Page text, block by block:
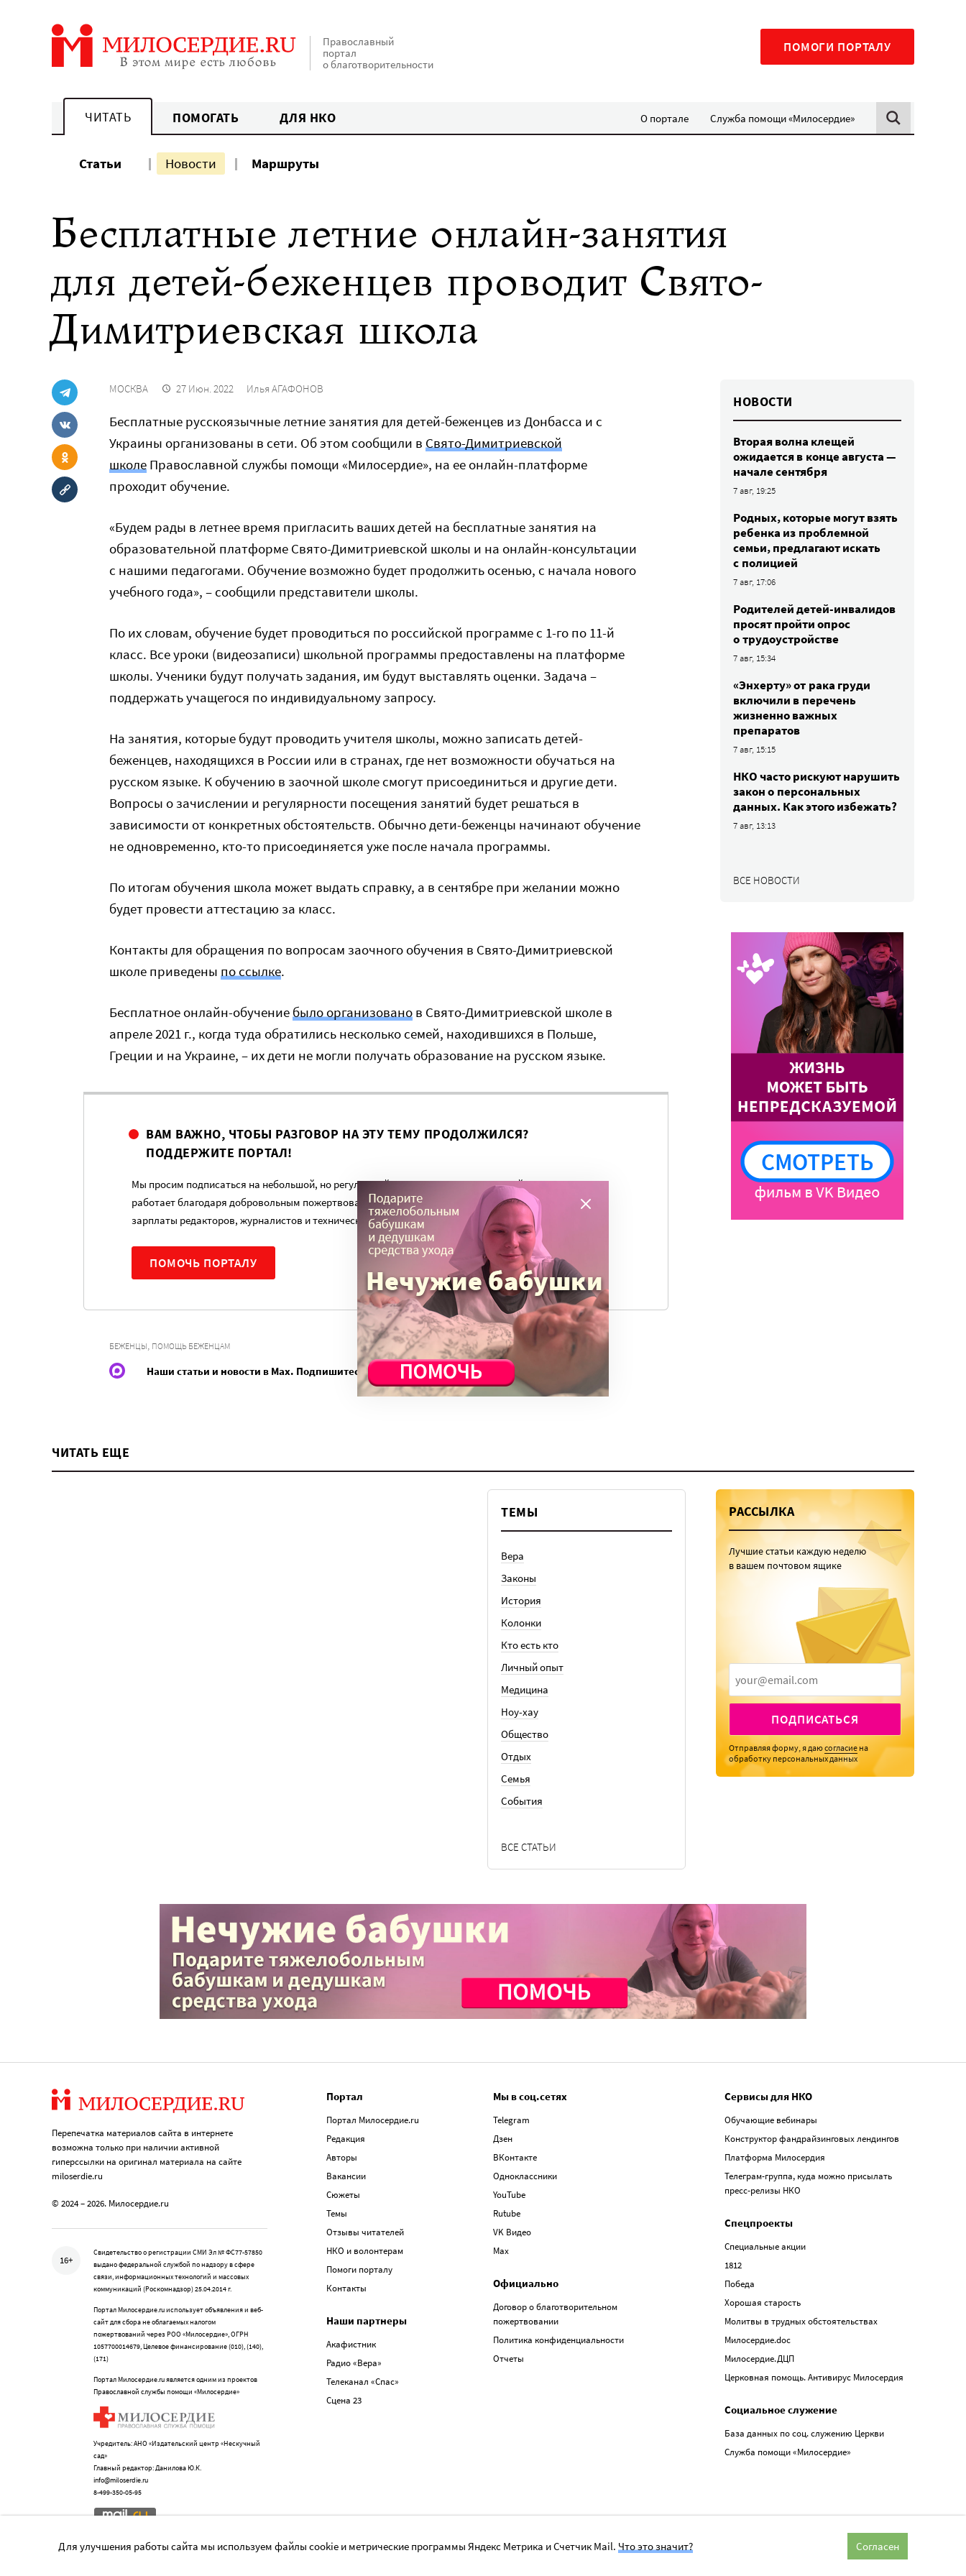
Православный
портал
о благотворительности
ПОМОГИ ПОРТАЛУ
ЧИТАТЬ ПОМОГАТЬ ДЛЯ НКО О портале Служба помощи «Милосердие»
Статьи Новости Маршруты
Бесплатные летние онлайн-занятия
для детей-беженцев проводит Свято-
Димитриевская школа
МОСКВА 27 Июн. 2022 Илья АГАФОНОВ
Бесплатные русскоязычные летние занятия для детей-беженцев из Донбасса и с
Украины организованы в сети. Об этом сообщили в Свято-Димитриевской
школе Православной службы помощи «Милосердие», на ее онлайн-платформе
проходит обучение.
«Будем рады в летнее время пригласить ваших детей на бесплатные занятия на
образовательной платформе Свято-Димитриевской школы и на онлайн-консультации
с нашими педагогами. Обучение возможно будет продолжить осенью, с начала нового
учебного года», – сообщили представители школы.
По их словам, обучение будет проводиться по российской программе с 1-го по 11-й
класс. Все уроки (видеозаписи) школьной программы предоставлены на платформе
школы. Ученики будут получать задания, им будут выставлять оценки. Задача –
поддержать учащегося по индивидуальному запросу.
На занятия, которые будут проводить учителя школы, можно записать детей-
беженцев, находящихся в России или в странах, где нет возможности обучаться на
русском языке. К обучению в заочной школе смогут присоединиться и другие дети.
Вопросы о зачислении и регулярности посещения занятий будет решаться в
зависимости от конкретных обстоятельств. Обычно дети-беженцы начинают обучение
не одновременно, кто-то присоединяется уже после начала программы.
По итогам обучения школа может выдать справку, а в сентябре при желании можно
будет провести аттестацию за класс.
Контакты для обращения по вопросам заочного обучения в Свято-Димитриевской
школе приведены по ссылке.
Бесплатное онлайн-обучениебыло организовано в Свято-Димитриевской школе в
апреле 2021 г., когда туда обратились несколько семей, находившихся в Польше,
Греции и на Украине, – их дети не могли получать образование на русском языке.
ВАМ ВАЖНО, ЧТОБЫ РАЗГОВОР НА ЭТУ ТЕМУ ПРОДОЛЖИЛСЯ?
ПОДДЕРЖИТЕ ПОРТАЛ!
Мы просим подписаться на небольшой, но регулярный платеж в пользу нашего сайта. Милосердие.ru
работает благодаря добровольным пожертвованиям наших читателей. На командировки, съемки,
зарплаты редакторов, журналистов и техническую поддержку сайта нужны средства.
ПОМОЧЬ ПОРТАЛУ
БЕЖЕНЦЫ, ПОМОЩЬ БЕЖЕНЦАМ
Наши статьи и новости в Max. Подпишитесь
НОВОСТИ
Вторая волна клещей
ожидается в конце августа —
начале сентября
7 авг, 19:25
Родных, которые могут взять
ребенка из проблемной
семьи, предлагают искать
с полицией
7 авг, 17:06
Родителей детей-инвалидов
просят пройти опрос
о трудоустройстве
7 авг, 15:34
«Энхерту» от рака груди
включили в перечень
жизненно важных
препаратов
7 авг, 15:15
НКО часто рискуют нарушить
закон о персональных
данных. Как этого избежать?
7 авг, 13:13
ВСЕ НОВОСТИ
ЧИТАТЬ ЕЩЕ
ТЕМЫ
Вера
Законы
История
Колонки
Кто есть кто
Личный опыт
Медицина
Ноу-хау
Общество
Отдых
Семья
События
ВСЕ СТАТЬИ
РАССЫЛКА
Лучшие статьи каждую неделю
в вашем почтовом ящике
ПОДПИСАТЬСЯ
Отправляя форму, я даюсогласие на
обработку персональных данных
Перепечатка материалов сайта в интернете
возможна только при наличии активной
гиперссылки на оригинал материала на сайте
miloserdie.ru
© 2024 – 2026. Милосердие.ru
16+
Свидетельство о регистрации СМИ Эл № ФС77-57850
выдано федеральной службой по надзору в сфере
связи, информационных технологий и массовых
коммуникаций (Роскомнадзор) 25.04.2014 г.
Портал Милосердие.ru использует объявления и веб-
сайт для сбора не облагаемых налогом
пожертвований через РОО «Милосердие», ОГРН
1057700014679, Целевое финансирование (010), (140),
(171)
Портал Милосердие.ru является одним из проектов
Православной службы помощи «Милосердие»
Учредитель: АНО «Издательский центр «Нескучный
сад»
Главный редактор: Данилова Ю.К.
info@miloserdie.ru
8-499-350-05-95
Портал
Портал Милосердие.ru
Редакция
Авторы
Вакансии
Сюжеты
Темы
Отзывы читателей
НКО и волонтерам
Помоги порталу
Контакты
Наши партнеры
Акафистник
Радио «Вера»
Телеканал «Спас»
Сцена 23
Мы в соц.сетях
Telegram
Дзен
ВКонтакте
Одноклассники
YouTube
Rutube
VK Видео
Max
Официально
Договор о благотворительном
пожертвовании
Политика конфиденциальности
Отчеты
Сервисы для НКО
Обучающие вебинары
Конструктор фандрайзинговых лендингов
Платформа Милосердия
Телеграм-группа, куда можно присылать
пресс-релизы НКО
Спецпроекты
Специальные акции
1812
Победа
Хорошая старость
Молитвы в трудных обстоятельствах
Милосердие.doc
Милосердие.ДЦП
Церковная помощь. Антивирус Милосердия
Социальное служение
База данных по соц. служению Церкви
Служба помощи «Милосердие»
Для улучшения работы сайта мы используем файлы cookie и метрические программы Яндекс Метрика и Счетчик Mail.Что это значит? Согласен